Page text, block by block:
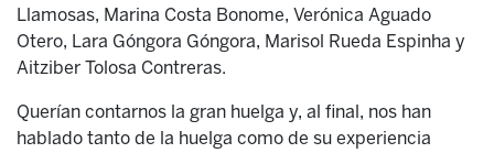
Llamosas, Marina Costa Bonome, Verónica Aguado
Otero, Lara Góngora Góngora, Marisol Rueda Espinha y
Aitziber Tolosa Contreras.
Querían contarnos la gran huelga y, al final, nos han
hablado tanto de la huelga como de su experiencia